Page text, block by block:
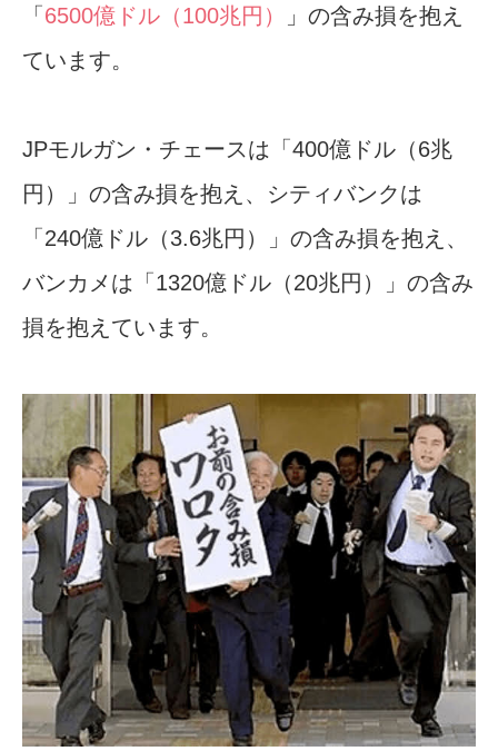
「 6500億ドル（100兆円）
」の含み損を抱え
ています。
JPモルガン・チェースは「400億ドル（6兆
円）」の含み損を抱え、シティバンクは
「240億ドル（3.6兆円）」の含み損を抱え、
バンカメは「1320億ドル（20兆円）」の含み
損を抱えています。